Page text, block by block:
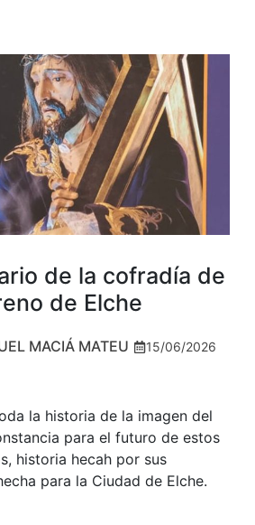
de la cofradía de
de Elche
MACIÁ MATEU 15/06/2026
la historia de la imagen del
para el futuro de estos
historia hecah por sus
para la Ciudad de Elche.